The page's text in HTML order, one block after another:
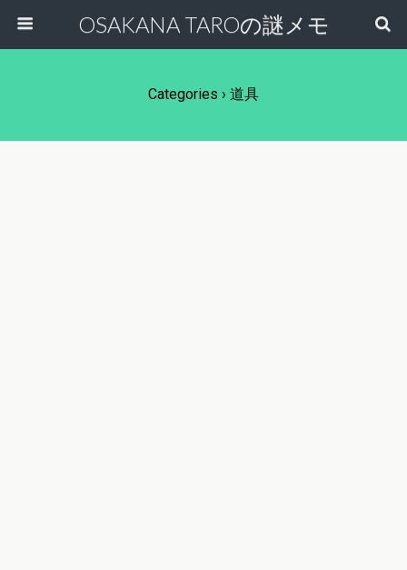
OSAKANA TAROの謎メモ
Categories › 道具